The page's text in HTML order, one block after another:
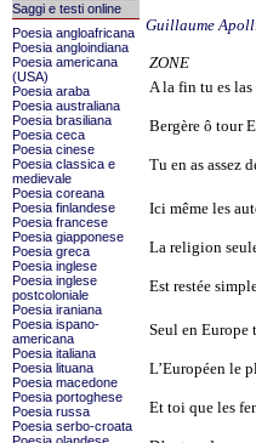
Saggi e testi online
Poesia angloafricana
Poesia angloindiana
Poesia americana
(USA)
Poesia araba
Poesia australiana
Poesia brasiliana
Poesia ceca
Poesia cinese
Poesia classica e
medievale
Poesia coreana
Poesia finlandese
Poesia francese
Poesia giapponese
Poesia greca
Poesia inglese
Poesia inglese
postcoloniale
Poesia iraniana
Poesia ispano-
americana
Poesia italiana
Poesia lituana
Poesia macedone
Poesia portoghese
Poesia russa
Poesia serbo-croata
Guillaume
ZONE
A la fin tu es
Bergère ô tour
Tu en as assez
Ici même les
La religion
Est restée
Seul en Europe
L’Européen le
Et toi que les